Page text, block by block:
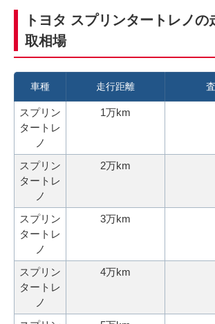
入
力
秒
今
す
ぐ
無
査
定
込
み
料
で
に
談
トヨタ スプリンタートレノの
取相場
車種 走行距離
スプリン
タートレ
ノ
1万km
スプリン
タートレ
ノ
2万km
スプリン
タートレ
ノ
3万km
スプリン
タートレ
ノ
4万km